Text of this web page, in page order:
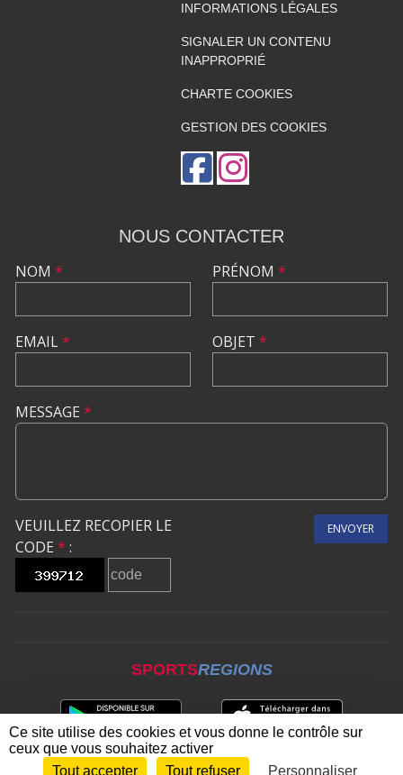
INFORMATIONS LÉGALES
SIGNALER UN CONTENU
INAPPROPRIÉ
CHARTE COOKIES
GESTION DES COOKIES
NOUS CONTACTER
NOM *
EMAIL*
PRÉNOM *
OBJET *
MESSAGE *
VEUILLEZ RECOPIER LE
CODE * :
ENVOYER
SPORTSREGIONS
Envie de participer ?
Ce site utilise des cookies et vous donne le contrôle sur
ceux que vous souhaitez activer
Tout accepter
Tout refuser Personnaliser